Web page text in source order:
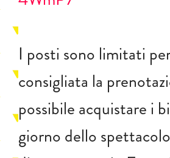
I posti sono limitati
consigliata la
possibile acquistare i
giorno dello